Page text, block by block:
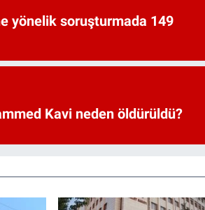
yönelik soruşturmada 149
Kavi neden öldürüldü?